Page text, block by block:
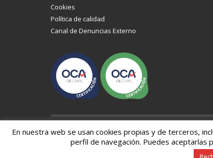
Cookies
Política de calidad
Canal de Denuncias Externo
Distribuciones Valsegura, S. L. Todos los derechos
Wizible
En nuestra web se usan cookies propias y de terceros,
perfil de navegación. Puedes aceptarlas